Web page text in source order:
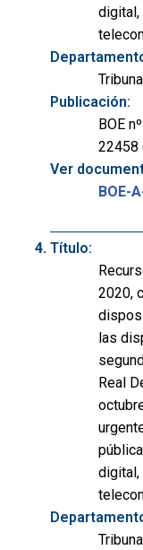
digital,
Publicación:
BOE
22458
Ver
BOE-
Título:
2020,
las
Real
digital,